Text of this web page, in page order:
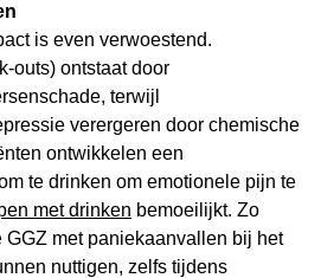
is even verwoestend.
outs) ontstaat door
terwijl
verergeren door chemische
ontwikkelen een
te drinken om emotionele pijn te
met drinken bemoeilijkt. Zo
GGZ met paniekaanvallen bij het
nuttigen, zelfs tijdens